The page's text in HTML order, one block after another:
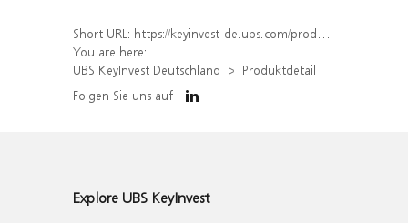
Short URL: https://keyinvest-de.ubs.com/produkt/detail/index/isin/DE000WA68QH7
You are here:
UBS KeyInvest Deutschland
Produktdetail
Folgen Sie uns auf
Explore UBS KeyInvest